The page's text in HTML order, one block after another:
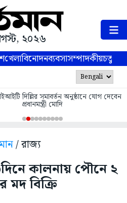
২০২৬
খেলাবিনোদনব্যবসাসম্পাদকীয়
দিল্লির সমাবর্তন অনুষ্ঠানে যোগ দেবেন
প্রধানমন্ত্রী মোদি
/ রাজ্য
কালনায় পৌনে ২
মদ বিক্রি